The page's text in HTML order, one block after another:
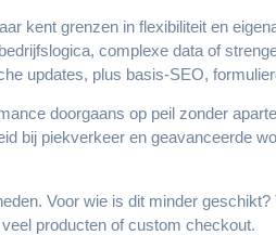
kent grenzen in flexibiliteit en
complexe data of
updates, plus basis-SEO,
doorgaans op peil zonder
bij piekverkeer en geavanceerde
Voor wie is dit minder
producten of custom checkout.